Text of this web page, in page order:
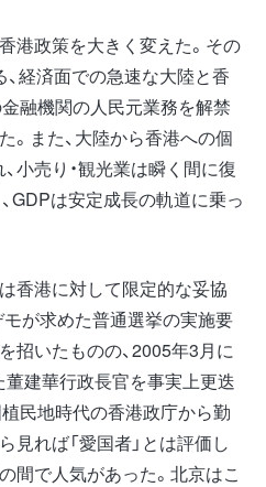
港政策を大きく変えた。その
、経済面での急速な大陸と香
融機関の人民元業務を解禁
。また、大陸から香港への個
小売り・観光業は瞬く間に復
GDPは安定成長の軌道に乗っ
香港に対して限定的な妥協
が求めた普通選挙の実施要
招いたものの、2005年3月に
建華行政長官を事実上更迭
民地時代の香港政庁から勤
見れば「愛国者」とは評価し
間で人気があった。北京はこ